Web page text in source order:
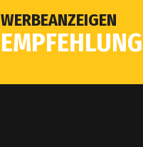
WERBEANZEIGEN